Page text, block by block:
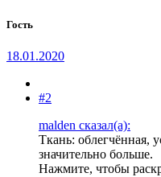
Гость
18.01.2020
#2
malden сказал(а):
Ткань: облегчённая,
значительно больше.
Нажмите, чтобы